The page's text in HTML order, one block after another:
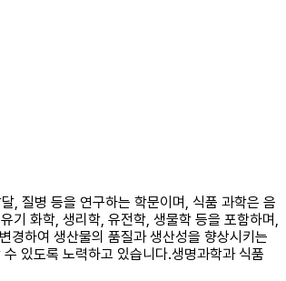
, 질병 등을 연구하는 학문이며, 식품 과학은 음
기 화학, 생리학, 유전학, 생물학 등을 포함하며,
경하여 생산물의 품질과 생산성을 향상시키는
있도록 노력하고 있습니다.생명과학과 식품